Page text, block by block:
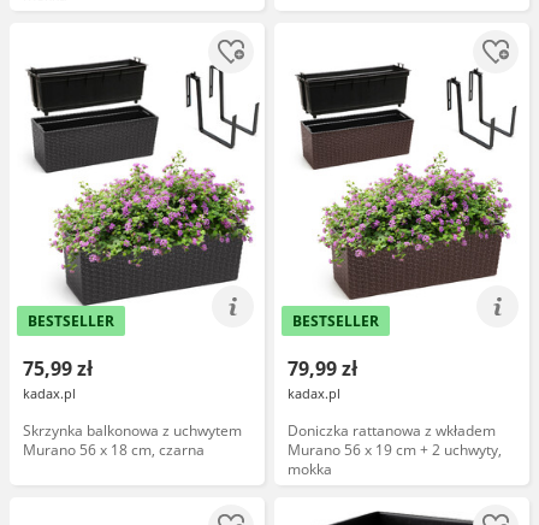
BESTSELLER
75,99 zł
kadax.pl
Skrzynka balkonowa z uchwytem
Murano 56 x 18 cm, czarna
BESTSELLER
79,99 zł
kadax.pl
Doniczka rattanowa z wkładem
Murano 56 x 19 cm + 2 uchwyty,
mokka